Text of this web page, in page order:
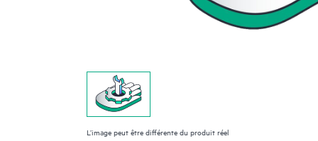
L’image peut être différente du produit réel